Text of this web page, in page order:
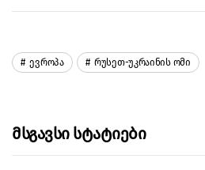
Ევროპა Რუსეთ-Უკრაინის Ომი
Მსგავსი Სტატიები